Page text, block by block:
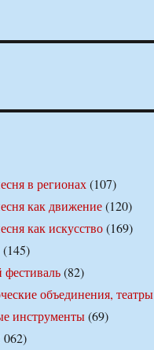
в регионах(107)
как движение(120)
как искусство(169)
(145)
(82)
объединения, театры
инструменты(69)
062)